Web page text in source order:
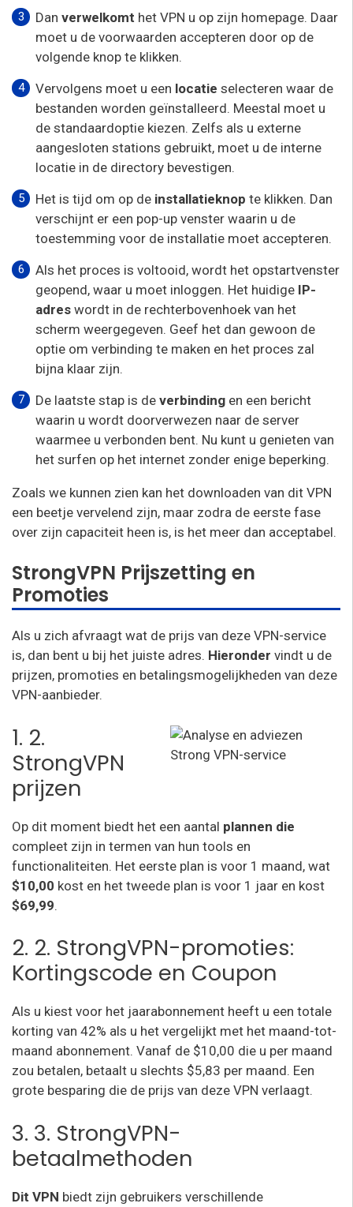
Dan verwelkomt het VPN u op zijn homepage. Daar
moet u de voorwaarden accepteren door op de
volgende knop te klikken.
Vervolgens moet u een locatie selecteren waar de
bestanden worden geïnstalleerd. Meestal moet u
de standaardoptie kiezen. Zelfs als u externe
aangesloten stations gebruikt, moet u de interne
locatie in de directory bevestigen.
Het is tijd om op de installatieknop te klikken. Dan
verschijnt er een pop-up venster waarin u de
toestemming voor de installatie moet accepteren.
Als het proces is voltooid, wordt het opstartvenster
geopend, waar u moet inloggen. Het huidige IP-
adres wordt in de rechterbovenhoek van het
scherm weergegeven. Geef het dan gewoon de
optie om verbinding te maken en het proces zal
bijna klaar zijn.
De laatste stap is de verbinding en een bericht
waarin u wordt doorverwezen naar de server
waarmee u verbonden bent. Nu kunt u genieten van
het surfen op het internet zonder enige beperking.
Zoals we kunnen zien kan het downloaden van dit VPN
een beetje vervelend zijn, maar zodra de eerste fase
over zijn capaciteit heen is, is het meer dan acceptabel.
StrongVPN Prijszetting en
Promoties
Als u zich afvraagt wat de prijs van deze VPN-service
is, dan bent u bij het juiste adres. Hieronder vindt u de
prijzen, promoties en betalingsmogelijkheden van deze
VPN-aanbieder.
1. 2.
StrongVPN
prijzen
Op dit moment biedt het een aantal plannen die
compleet zijn in termen van hun tools en
functionaliteiten. Het eerste plan is voor 1 maand, wat
$10,00 kost en het tweede plan is voor 1 jaar en kost
$69,99.
2. 2. StrongVPN-promoties:
Kortingscode en Coupon
Als u kiest voor het jaarabonnement heeft u een totale
korting van 42% als u het vergelijkt met het maand-tot-
maand abonnement. Vanaf de $10,00 die u per maand
zou betalen, betaalt u slechts $5,83 per maand. Een
grote besparing die de prijs van deze VPN verlaagt.
3. 3. StrongVPN-
betaalmethoden
Dit VPN biedt zijn gebruikers verschillende